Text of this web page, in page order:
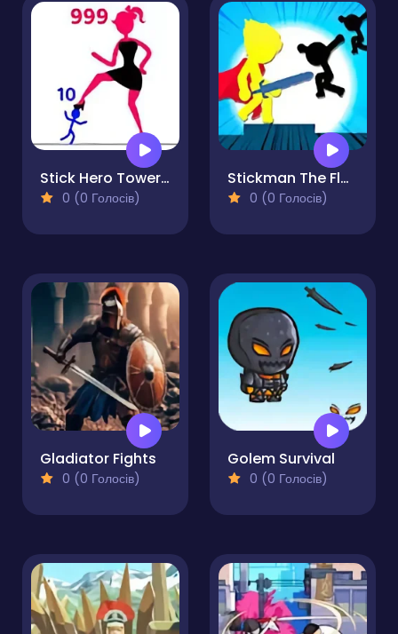
Stick Hero Tower Defense
0 (0 Голосів)
Stickman The Flash
0 (0 Голосів)
Gladiator Fights
0 (0 Голосів)
Golem Survival
0 (0 Голосів)